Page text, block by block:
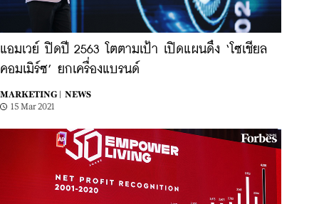
แอมเวย์ ปิดปี 2563 โตตามเป้า เปิดแผนดึง ‘โซเชียล
คอมเมิร์ซ’ ยกเครื่องแบรนด์
MARKETING |
NEWS
15 Mar 2021